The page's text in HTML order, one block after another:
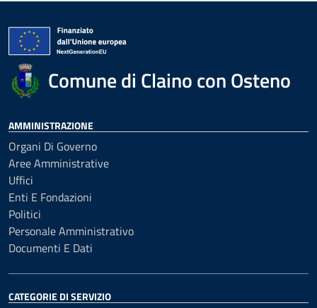
Comune di Claino con Osteno
AMMINISTRAZIONE
Organi Di Governo
Aree Amministrative
Uffici
Enti E Fondazioni
Politici
Personale Amministrativo
Documenti E Dati
CATEGORIE DI SERVIZIO